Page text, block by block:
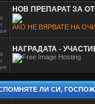
НОВ ПРЕПАРАТ ЗА
АКО НЕ ВЯРВАТЕ НА
НАГРАДАТА -
ЛИ СИ,